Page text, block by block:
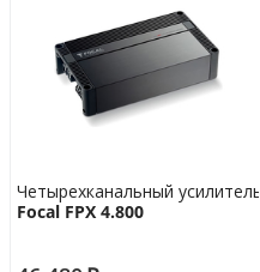
Четырехканальный усилитель
Focal FPX 4.800